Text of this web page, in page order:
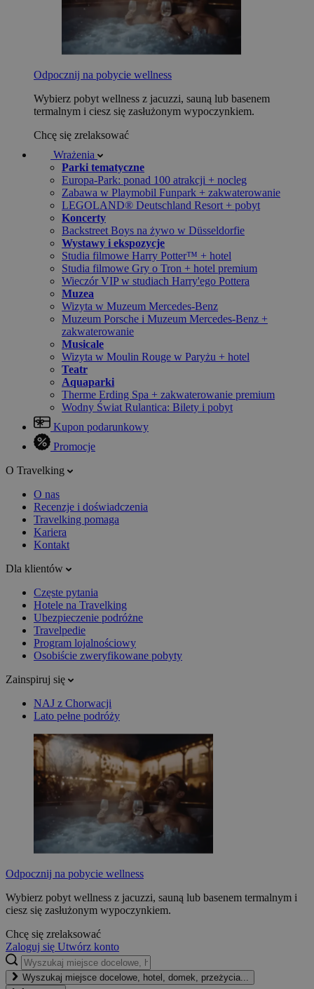
Odpocznij na pobycie wellness
Wybierz pobyt wellness z jacuzzi, sauną lub basenem
termalnym i ciesz się zasłużonym wypoczynkiem.
Chcę się zrelaksować
Wrażenia
Parki tematyczne
Europa-Park: ponad 100 atrakcji + nocleg
Zabawa w Playmobil Funpark + zakwaterowanie
LEGOLAND® Deutschland Resort + pobyt
Koncerty
Backstreet Boys na żywo w Düsseldorfie
Wystawy i ekspozycje
Studia filmowe Harry Potter™ + hotel
Studia filmowe Gry o Tron + hotel premium
Wieczór VIP w studiach Harry'ego Pottera
Muzea
Wizyta w Muzeum Mercedes-Benz
Muzeum Porsche i Muzeum Mercedes-Benz +
zakwaterowanie
Musicale
Wizyta w Moulin Rouge w Paryżu + hotel
Teatr
Aquaparki
Therme Erding Spa + zakwaterowanie premium
Wodny Świat Rulantica: Bilety i pobyt
Kupon podarunkowy
Promocje
O Travelking
O nas
Recenzje i doświadczenia
Travelking pomaga
Kariera
Kontakt
Dla klientów
Częste pytania
Hotele na Travelking
Ubezpieczenie podróżne
Travelpedie
Program lojalnościowy
Osobiście zweryfikowane pobyty
Zainspiruj się
NAJ z Chorwacji
Lato pełne podróży
Odpocznij na pobycie wellness
Wybierz pobyt wellness z jacuzzi, sauną lub basenem termalnym i
ciesz się zasłużonym wypoczynkiem.
Chcę się zrelaksować
Zaloguj się Utwórz konto
Wyszukaj miejsce docelowe, hotel, domek, przeżycia...